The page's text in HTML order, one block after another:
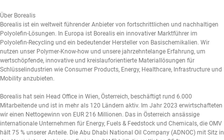
Über Borealis
Borealis ist ein weltweit führender Anbieter von fortschrittlichen und nachhaltigen
Polyolefin-Lösungen. In Europa ist Borealis ein innovativer Marktführer im
Polyolefin-Recycling und ein bedeutender Hersteller von Basischemikalien. Wir
nutzen unser Polymer-Know-how und unsere jahrzehntelange Erfahrung, um
wertschöpfende, innovative und kreislauforientierte Materiallösungen für
Schlüsselindustrien wie Consumer Products, Energy, Healthcare, Infrastructure und
Mobility anzubieten.
Borealis hat sein Head Office in Wien, Österreich, beschäftigt rund 6.000
Mitarbeitende und ist in mehr als 120 Ländern aktiv. Im Jahr 2023 erwirtschafteten
wir einen Nettogewinn von EUR 216 Millionen. Das in Österreich ansässige
internationale Unternehmen für Energy, Fuels & Feedstock und Chemicals, die OMV
hält 75 % unserer Anteile. Die Abu Dhabi National Oil Company (ADNOC) mit Sitz in